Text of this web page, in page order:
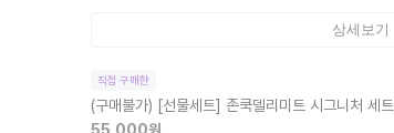
상세보기
직접 구매한
(구매불가) [선물세트] 존쿡델리미트 시그니처 세트